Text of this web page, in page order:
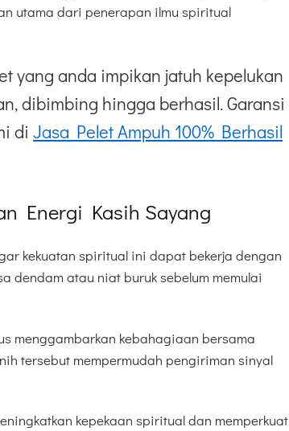
utama dari penerapan ilmu spiritual
yang anda impikan jatuh kepelukan
dibimbing hingga berhasil. Garansi
di Jasa Pelet Ampuh 100% Berhasil
Energi Kasih Sayang
kekuatan spiritual ini dapat bekerja dengan
dendam atau niat buruk sebelum memulai
menggambarkan kebahagiaan bersama
tersebut mempermudah pengiriman sinyal
kepekaan spiritual dan memperkuat